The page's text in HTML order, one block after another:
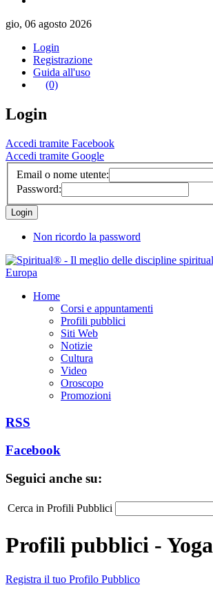
gio, 06 agosto 2026
Login
Registrazione
Guida all'uso
(0)
Login
Accedi tramite Facebook
Accedi tramite Google
Email o nome utente:
Password:
Non ricordo la password
Home
Corsi e appuntamenti
Profili pubblici
Siti Web
Notizie
Cultura
Video
Oroscopo
Promozioni
RSS
Facebook
Seguici anche su:
Cerca in Profili Pubblici
Profili pubblici - Yoga
Registra il tuo Profilo Pubblico